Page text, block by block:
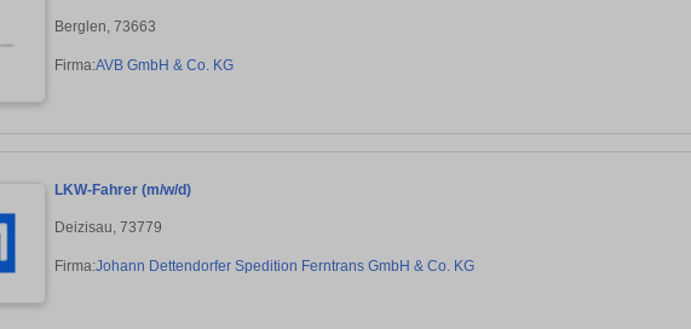
Berglen, 73663
Firma:AVB GmbH & Co. KG
LKW-Fahrer (m/w/d)
Deizisau, 73779
Firma:Johann Dettendorfer Spedition Ferntrans GmbH & Co. KG